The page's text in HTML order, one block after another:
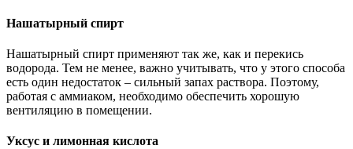
Нашатырный спирт
Нашатырный спирт применяют так же, как и перекись
водорода. Тем не менее, важно учитывать, что у этого способа
есть один недостаток – сильный запах раствора. Поэтому,
работая с аммиаком, необходимо обеспечить хорошую
вентиляцию в помещении.
Уксус и лимонная кислота